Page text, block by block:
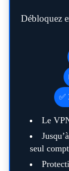
Débloquez
✅
Le
Jusqu’à
seul